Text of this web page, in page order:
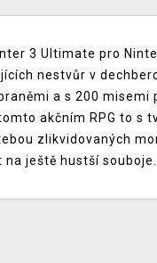
3 Ultimate pro
nestvůr v
a s 200
akčním RPG to s
zlikvidovaných
ještě hustší souboje.